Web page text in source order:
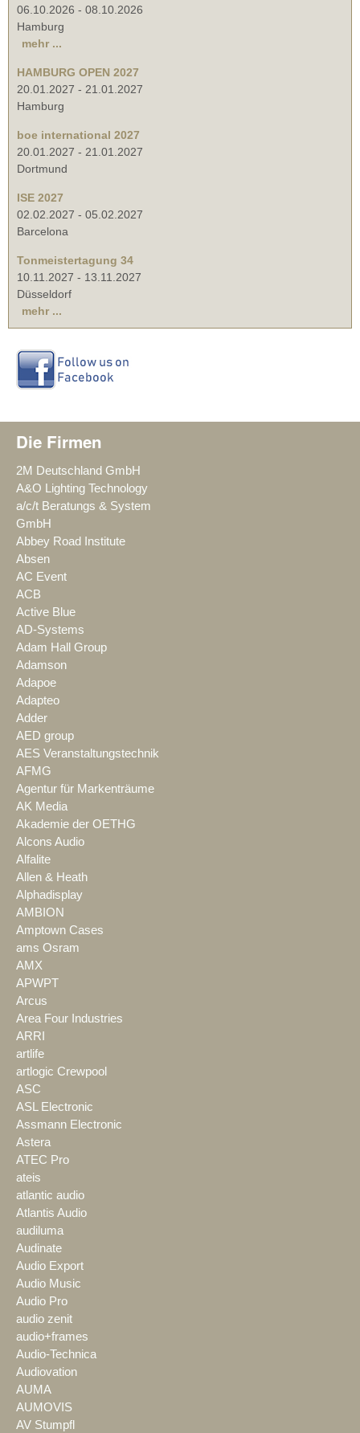
06.10.2026 - 08.10.2026
Hamburg
mehr ...
HAMBURG OPEN 2027
20.01.2027 - 21.01.2027
Hamburg
boe international 2027
20.01.2027 - 21.01.2027
Dortmund
ISE 2027
02.02.2027 - 05.02.2027
Barcelona
Tonmeistertagung 34
10.11.2027 - 13.11.2027
Düsseldorf
mehr ...
Die Firmen
2M Deutschland GmbH
A&O Lighting Technology
a/c/t Beratungs & System
GmbH
Abbey Road Institute
Absen
AC Event
ACB
Active Blue
AD-Systems
Adam Hall Group
Adamson
Adapoe
Adapteo
Adder
AED group
AES Veranstaltungstechnik
AFMG
Agentur für Markenträume
AK Media
Akademie der OETHG
Alcons Audio
Alfalite
Allen & Heath
Alphadisplay
AMBION
Amptown Cases
ams Osram
AMX
APWPT
Arcus
Area Four Industries
ARRI
artlife
artlogic Crewpool
ASC
ASL Electronic
Assmann Electronic
Astera
ATEC Pro
ateis
atlantic audio
Atlantis Audio
audiluma
Audinate
Audio Export
Audio Music
Audio Pro
audio zenit
audio+frames
Audio-Technica
Audiovation
AUMA
AUMOVIS
AV Stumpfl